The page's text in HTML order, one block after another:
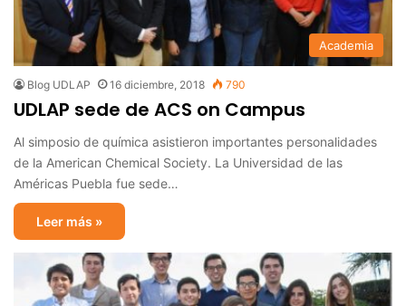
Academia
Blog UDLAP 16 diciembre, 2018 790
UDLAP sede de ACS on Campus
Al simposio de química asistieron importantes personalidades
de la American Chemical Society. La Universidad de las
Américas Puebla fue sede…
Leer más »